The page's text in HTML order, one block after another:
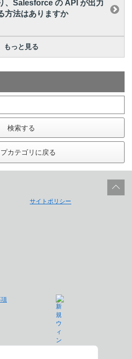
、Salesforce の API が出力
方法はありますか
もっと見る
検索する
プカテゴリに戻る
サイトポリシー